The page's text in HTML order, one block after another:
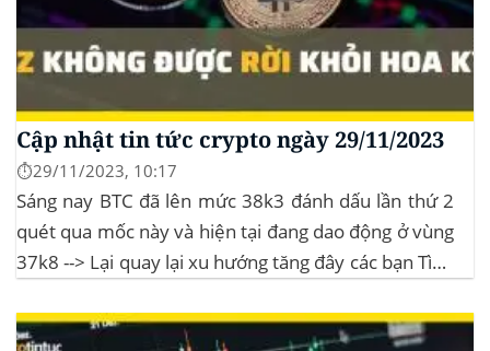
Cập nhật tin tức crypto ngày 29/11/2023
⏱️29/11/2023, 10:17
Sáng nay BTC đã lên mức 38k3 đánh dấu lần thứ 2
quét qua mốc này và hiện tại đang dao động ở vùng
37k8 --> Lại quay lại xu hướng tăng đây các bạn Tình
một nửa Bitcoin làm...